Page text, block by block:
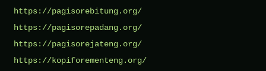
https://pagisorebitung.org/
https://pagisorepadang.org/
https://pagisorejateng.org/
https://kopiforementeng.org/